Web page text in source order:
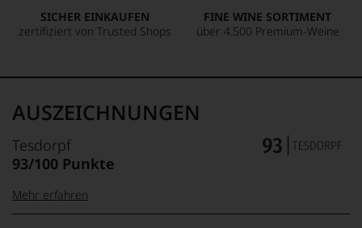
SICHER EINKAUFEN
zertifiziert von Trusted Shops
FINE WINE SORTIMENT
über 4.500 Premium-Weine
AUSZEICHNUNGEN
Tesdorpf
93/100 Punkte
Mehr erfahren